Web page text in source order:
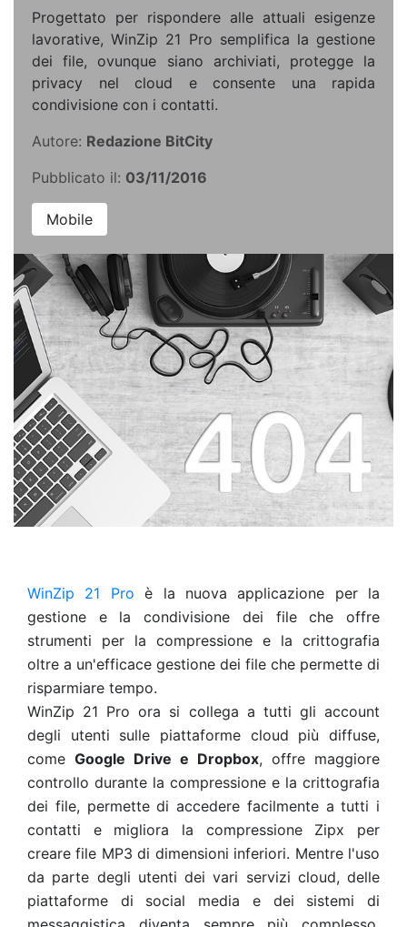
Progettato per rispondere alle attuali esigenze
lavorative, WinZip 21 Pro semplifica la gestione
dei file, ovunque siano archiviati, protegge la
privacy nel cloud e consente una rapida
condivisione con i contatti.
Autore: Redazione BitCity
Pubblicato il: 03/11/2016
Mobile
WinZip 21 Pro è la nuova applicazione per la
gestione e la condivisione dei file che offre
strumenti per la compressione e la crittografia
oltre a un'efficace gestione dei file che permette di
risparmiare tempo.
WinZip 21 Pro ora si collega a tutti gli account
degli utenti sulle piattaforme cloud più diffuse,
come Google Drive e Dropbox, offre maggiore
controllo durante la compressione e la crittografia
dei file, permette di accedere facilmente a tutti i
contatti e migliora la compressione Zipx per
creare file MP3 di dimensioni inferiori. Mentre l'uso
da parte degli utenti dei vari servizi cloud, delle
piattaforme di social media e dei sistemi di